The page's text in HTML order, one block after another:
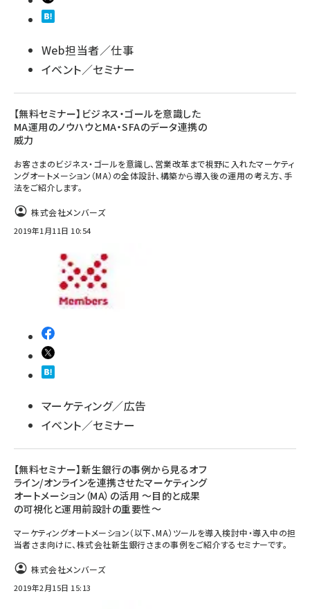
Web担当者／仕事
イベント／セミナー
【無料セミナー】ビジネス・ゴールを意識した
MA運用のノウハウとMA・SFAのデータ連携の
威力
お客さまのビジネス・ゴールを意識し、営業改革まで視野に入れたマーケティ
ングオートメーション（MA）の全体設計、構築から導入後の運用の考え方、手
法をご紹介します。
株式会社メンバーズ
2019年1月11日 10:54
マーケティング／広告
イベント／セミナー
【無料セミナー】新生銀行の事例から見るオフ
ライン/オンラインを連携させたマーケティング
オートメーション（MA）の活用 ～目的と成果
の可視化と運用前設計の重要性～
マーケティングオートメーション（以下、MA）ツールを導入検討中・導入中の担
当者さま向けに、株式会社新生銀行さまの事例をご紹介するセミナーです。
株式会社メンバーズ
2019年2月15日 15:13